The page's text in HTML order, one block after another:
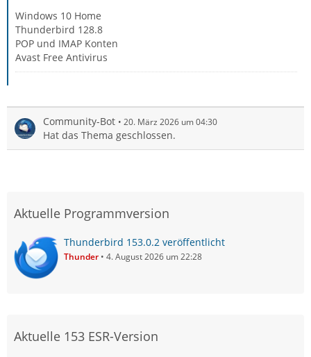
Windows 10 Home
Thunderbird 128.8
POP und IMAP Konten
Avast Free Antivirus
Community-Bot 20. März 2026 um 04:30
Hat das Thema geschlossen.
Aktuelle Programmversion
Thunderbird 153.0.2 veröffentlicht
Thunder 4. August 2026 um 22:28
Aktuelle 153 ESR-Version